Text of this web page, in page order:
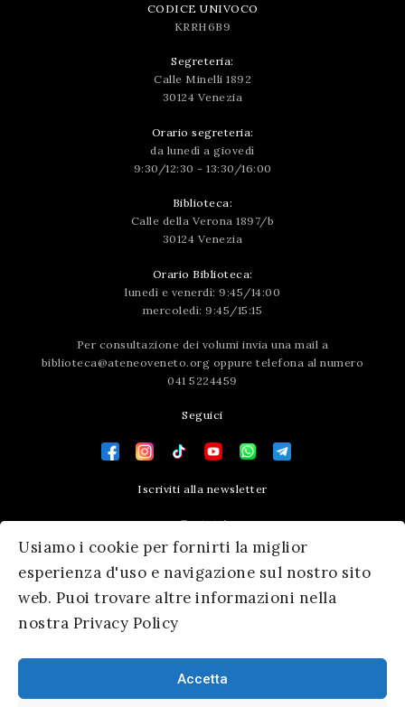
Usiamo i cookie per fornirti la miglior
esperienza d'uso e navigazione sul nostro sito
web. Puoi trovare altre informazioni nella
nostra Privacy Policy
Accetta
CODICE UNIVOCO
KRRH6B9
Segreteria:
Calle Minelli 1892
30124 Venezia
Orario segreteria:
da lunedì a giovedì
9:30/12:30 - 13:30/16:00
Biblioteca:
Calle della Verona 1897/b
30124 Venezia
Orario Biblioteca:
lunedì e venerdì: 9:45/14:00
mercoledì: 9:45/15:15
Per consultazione dei volumi invia una mail a
biblioteca@ateneoveneto.org oppure telefona al numero
041 5224459
Seguici
Iscriviti alla newsletter
Contatti